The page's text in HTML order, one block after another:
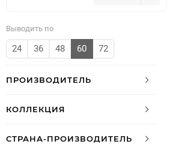
Выводить по
24 36 48 60 72
ПРОИЗВОДИТЕЛЬ
КОЛЛЕКЦИЯ
СТРАНА-ПРОИЗВОДИТЕЛЬ